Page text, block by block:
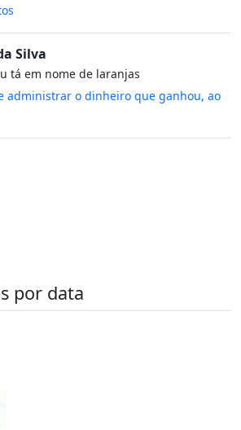
Silva
tá em nome de laranjas
administrar o dinheiro que ganhou, ao
por data